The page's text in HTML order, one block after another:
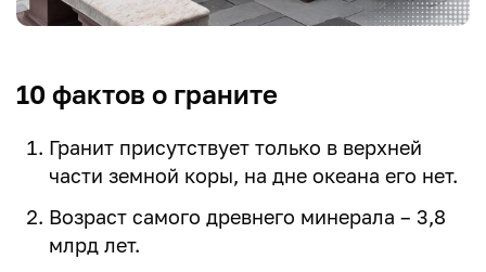
10 фактов о граните
Гранит присутствует только в верхней
части земной коры, на дне океана его нет.
Возраст самого древнего минерала – 3,8
млрд лет.